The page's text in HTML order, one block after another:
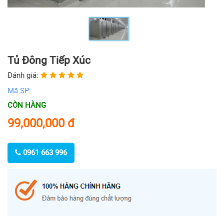
Tủ Đông Tiếp Xúc
Đánh giá:
Mã SP:
CÒN HÀNG
99,000,000 đ
0961 663 996